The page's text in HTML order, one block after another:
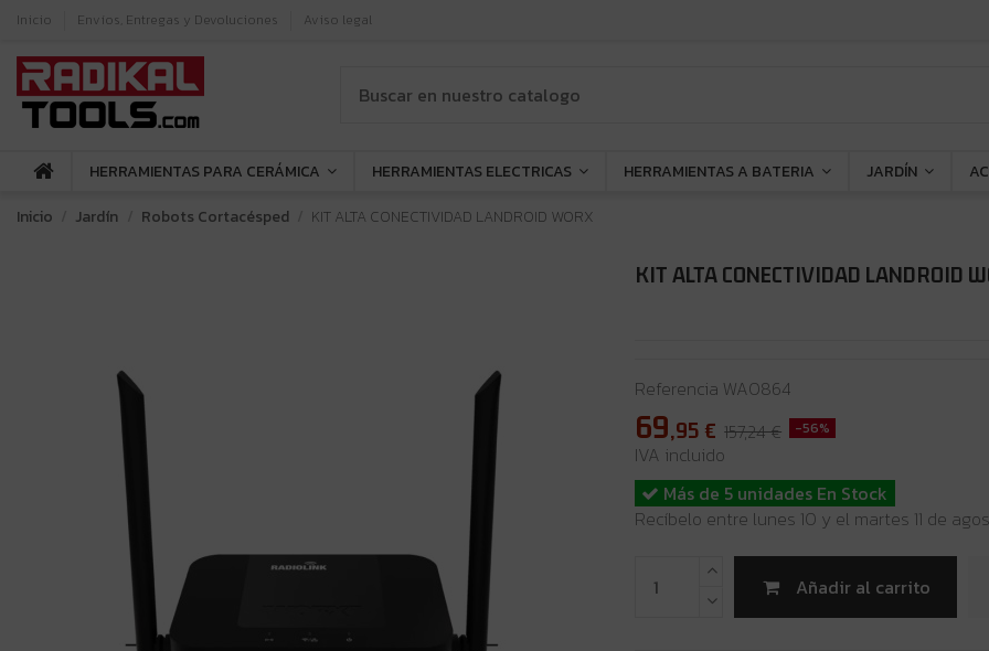
Inicio Envíos, Entregas y Devoluciones Aviso legal
HERRAMIENTAS PARA CERÁMICA HERRAMIENTAS ELECTRICAS HERRAMIENTAS A BATERIA JARDÍN
Inicio
Jardín Robots Cortacésped KIT ALTA CONECTIVIDAD LANDROID WORX
KIT ALTA CONECTIVIDAD LANDROID
Referencia WA0864
69 ,95 € 157,24 € -56%
IVA incluido
Más de 5 unidades En Stock
Recíbelo entre lunes 10 y el martes 11 de
Añadir al carrito